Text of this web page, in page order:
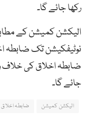
رکھا جائے گا۔
الیکشن کمیشن کے
نوٹیفکیشن تک ضابطہ
ضابطہ اخلاق کی خلاف
جائے گا۔
الیکشن کمیشن ضابطہ اخلاق